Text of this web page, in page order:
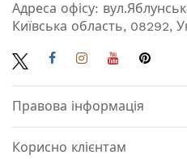
Адреса офісу:
Київська область, 08292,
Правова інформація
Корисно клієнтам